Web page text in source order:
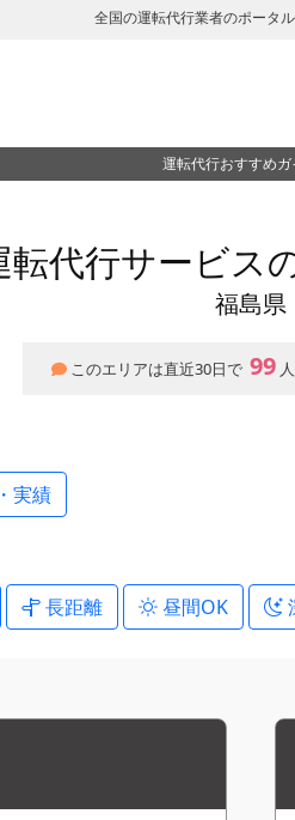
全国の運転代行業者のポータ
運転代行おすすめガ
転代行サービス
福島県
このエリアは直近30日で 99
実績
長距離 昼間OK